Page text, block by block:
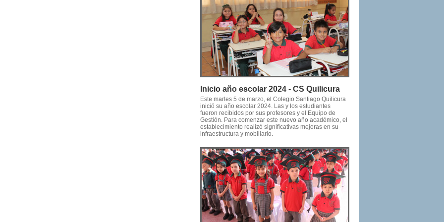
Inicio año escolar 2024 - CS Quilicura
Este martes 5 de marzo, el Colegio Santiago Quilicura
inició su año escolar 2024. Las y los estudiantes
fueron recibidos por sus profesores y el Equipo de
Gestión. Para comenzar este nuevo año académico, el
establecimiento realizó significativas mejoras en su
infraestructura y mobiliario.